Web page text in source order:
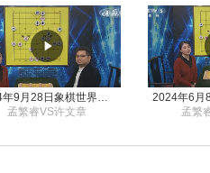
2024年9月28日象棋世界栏目，刘君、蒋川讲解了第九届杨官璘杯象棋公开赛孟繁睿与许文章的对局
孟繁睿VS许文章
孟繁